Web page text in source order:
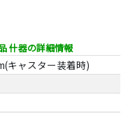
什器の詳細情報
ャスター装着時)